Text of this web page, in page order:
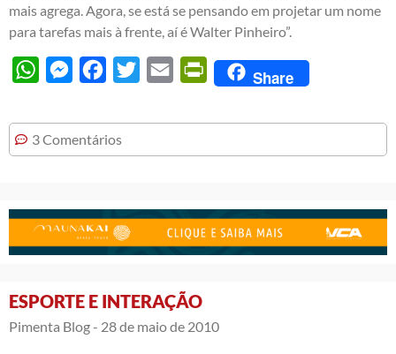
mais agrega. Agora, se está se pensando em projetar um nome
para tarefas mais à frente, aí é Walter Pinheiro”.
WhatsAppMessengerFacebook
Twitter Email PrintFriendly
Share
3 Comentários
ESPORTE E INTERAÇÃO
Pimenta Blog - 28 de maio de 2010